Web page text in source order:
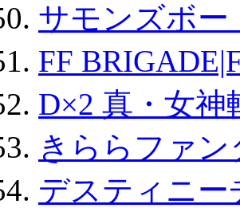
サモンズボー
FF
D×2 真・女
きららファ
デスティニ